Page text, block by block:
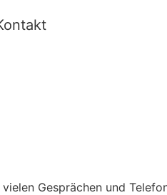
Gesprächen und